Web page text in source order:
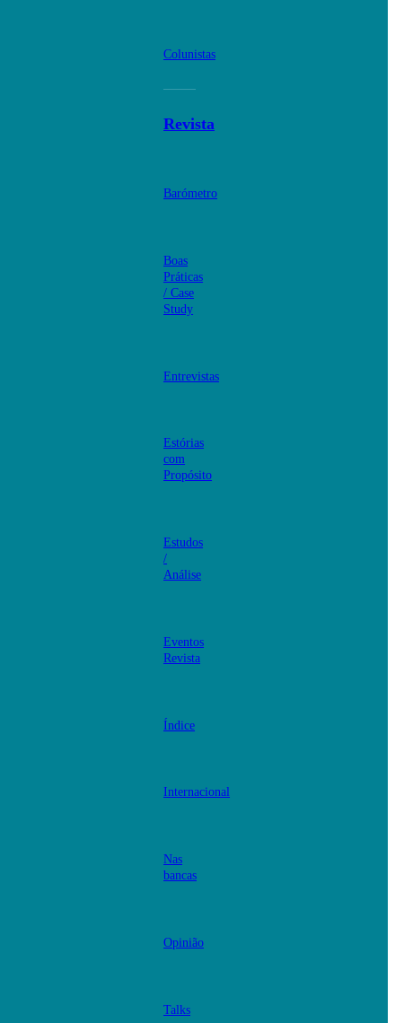
Colunistas
Revista
Barómetro
Boas
Práticas
/ Case
Study
Entrevistas
Estórias
com
Propósito
Estudos
/
Análise
Eventos
Revista
Índice
Internacional
Nas
bancas
Opinião
Talks